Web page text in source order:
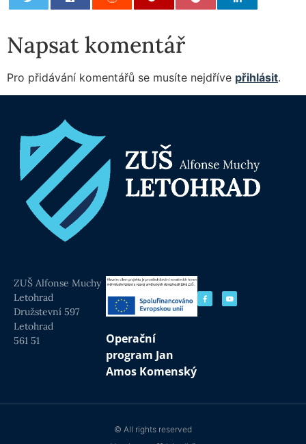
Napsat komentář
Pro přidávání komentářů se musíte nejdříve přihlásit.
ZUŠ Alfonse Muchy
Letohrad
Družstevní 597
Letohrad
561 51
Operační
program Jan
Amos Komenský
© All rights reserved